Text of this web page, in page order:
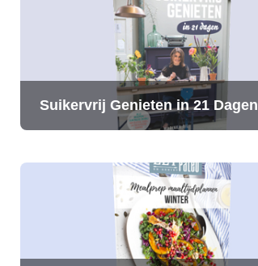
Suikervrij Genieten in 21 Dagen